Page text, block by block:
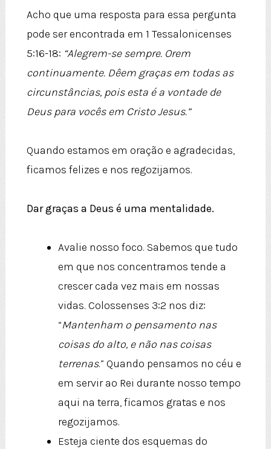
Acho que uma resposta para essa pergunta
pode ser encontrada em 1 Tessalonicenses
5:16-18: “Alegrem-se sempre. Orem
continuamente. Dêem graças em todas as
circunstâncias, pois esta é a vontade de
Deus para vocês em Cristo Jesus.”
Quando estamos em oração e agradecidas,
ficamos felizes e nos regozijamos.
Dar graças a Deus é uma mentalidade.
Avalie nosso foco. Sabemos que tudo
em que nos concentramos tende a
crescer cada vez mais em nossas
vidas. Colossenses 3:2 nos diz:
“Mantenham o pensamento nas
coisas do alto, e não nas coisas
terrenas.” Quando pensamos no céu e
em servir ao Rei durante nosso tempo
aqui na terra, ficamos gratas e nos
regozijamos.
Esteja ciente dos esquemas do